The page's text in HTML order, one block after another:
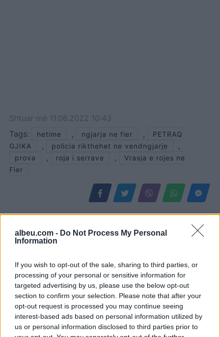
albeu.com - Do Not Process My Personal
Information
If you wish to opt-out of the sale, sharing to third parties, or
processing of your personal or sensitive information for
targeted advertising by us, please use the below opt-out
section to confirm your selection. Please note that after your
opt-out request is processed you may continue seeing
interest-based ads based on personal information utilized by
us or personal information disclosed to third parties prior to
Shtuar më 11.06.2022 10:43
Tags:
hetime , ngjarja ne fier ,
PETRAQ
GJIKA
, policia rikthehet ne vendngjarje ,
prova , roja i serrave ,
Vrasja e rojes ne
Fier
Pas tërmetit 7.4 ballë në
Kolumbi, liderët botërorë
premtojnë ndihmë: “Do të
Ilir Xhemalaj prezanton
vizionin për “Shqipërinë e
Re”: Ligji duhet të jetë i